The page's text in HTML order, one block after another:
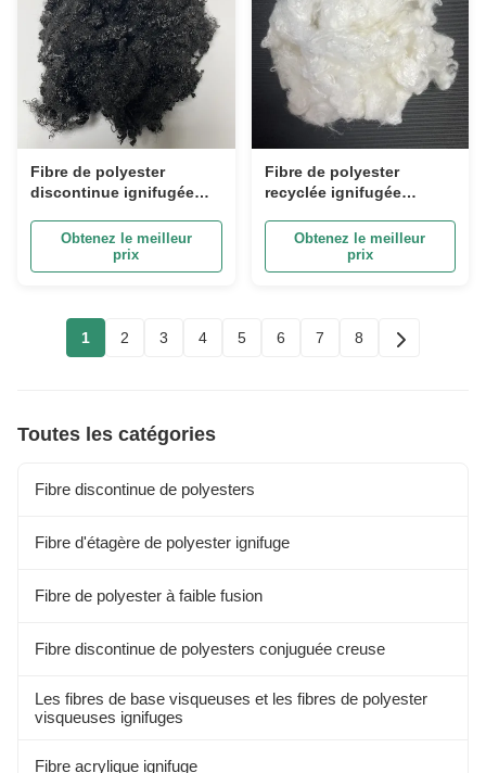
Fibre de polyester
discontinue ignifugée
longueur pour literie et
filtration industrielle
Obtenez le meilleur
prix
Fibre de polyester
recyclée ignifugée
sans halogène pour la
sécurité industrielle et
textile
Obtenez le meilleur
prix
1 2 3 4 5 6 7 8
Toutes les catégories
Fibre discontinue de polyesters
Fibre d'étagère de polyester ignifuge
Fibre de polyester à faible fusion
Fibre discontinue de polyesters conjuguée creuse
Les fibres de base visqueuses et les fibres de polyester
visqueuses ignifuges
Fibre acrylique ignifuge